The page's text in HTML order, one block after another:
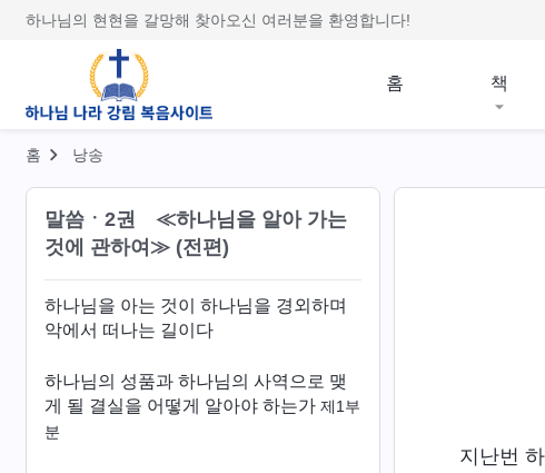
하나님의 현현을 갈망해 찾아오신 여러분을 환영합니다!
홈 책
홈 낭송
말씀ㆍ2권 ≪하나님을 알아 가는
것에 관하여≫ (전편)
하나님을 아는 것이 하나님을 경외하며
악에서 떠나는 길이다
하나님의 성품과 하나님의 사역으로 맺
게 될 결실을 어떻게 알아야 하는가 제1부
분
지난번